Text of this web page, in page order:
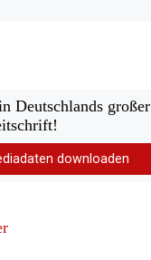
Deutschlands großer
downloaden